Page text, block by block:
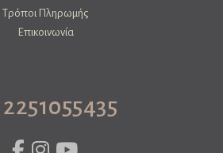
Τρόποι Πληρωμής
Επικοινωνία
2251055435